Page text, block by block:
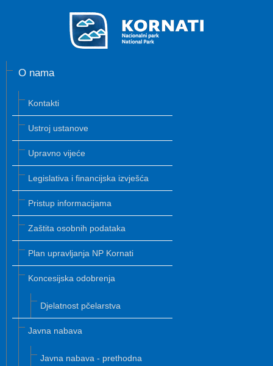
O nama
Kontakti
Ustroj ustanove
Upravno vijeće
Legislativa i financijska izvješća
Pristup informacijama
Zaštita osobnih podataka
Plan upravljanja NP Kornati
Koncesijska odobrenja
Djelatnost pčelarstva
Javna nabava
Javna nabava - prethodna